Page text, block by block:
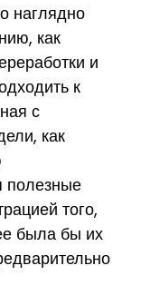
наглядно
как
и
к
с
как
полезные
того,
была бы их